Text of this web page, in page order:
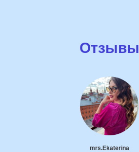
Отзывы
mrs.Ekaterina